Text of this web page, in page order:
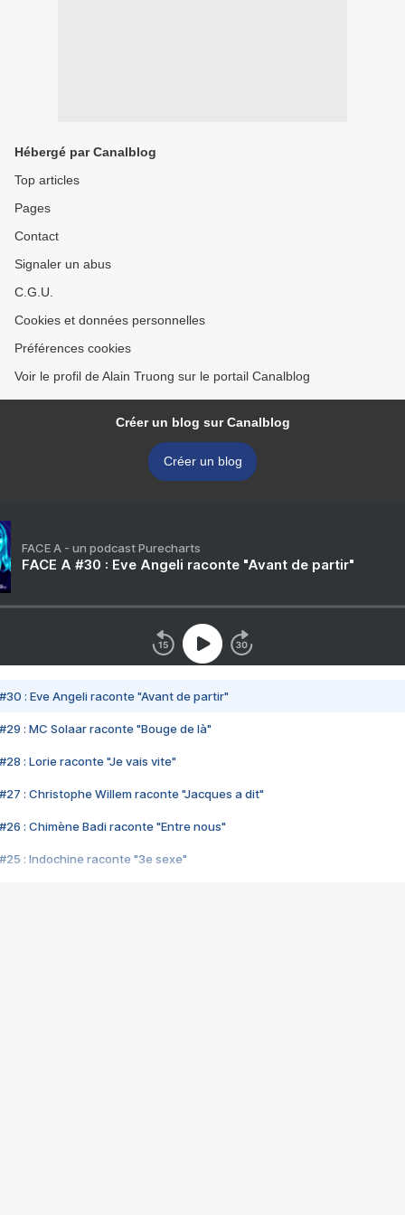
Hébergé par Canalblog
Top articles
Pages
Contact
Signaler un abus
C.G.U.
Cookies et données personnelles
Préférences cookies
Voir le profil de Alain Truong sur le portail Canalblog
Créer un blog sur Canalblog
Créer un blog
FACE A - un podcast Purecharts
FACE A #30 : Eve Angeli raconte "Avant de partir"
#30 : Eve Angeli raconte "Avant de partir"
#29 : MC Solaar raconte "Bouge de là"
#28 : Lorie raconte "Je vais vite"
#27 : Christophe Willem raconte "Jacques a dit"
#26 : Chimène Badi raconte "Entre nous"
#25 : Indochine raconte "3e sexe"